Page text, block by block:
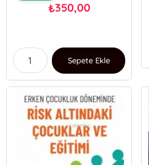
₺350,00
Sepete Ekle